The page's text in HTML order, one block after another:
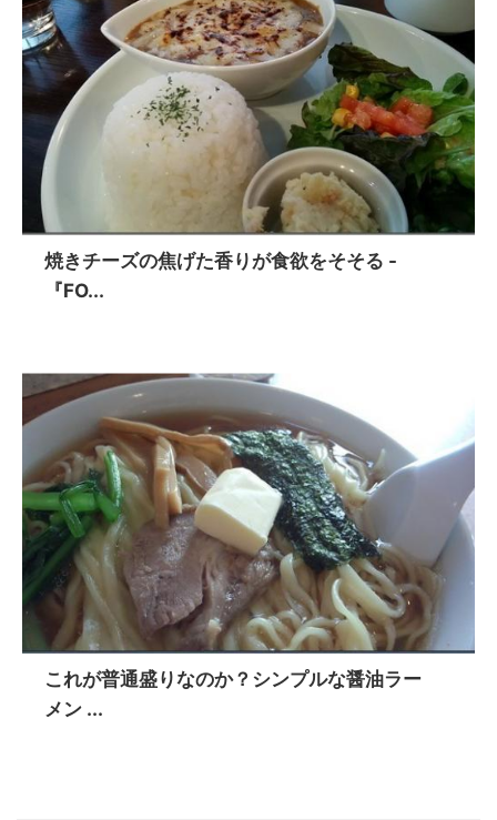
焼きチーズの焦げた香りが食欲をそそる -
『FO...
これが普通盛りなのか？シンプルな醤油ラー
メン ...